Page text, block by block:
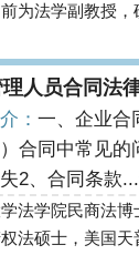
为法学副教授，
人员合同法
：一、企业合
合同中常见的
2、合同条款...
法学院民商法
法硕士，美国